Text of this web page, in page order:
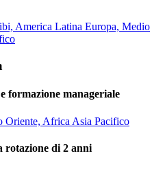
America Latina Europa, Medio
formazione manageriale
Oriente, Africa Asia Pacifico
di 2 anni